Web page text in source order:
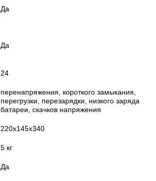
Да
Да
24
перенапряжения, короткого замыкания,
перегрузки, перезарядки, низкого заряда
батареи, скачков напряжения
220х145х340
5 кг
Да